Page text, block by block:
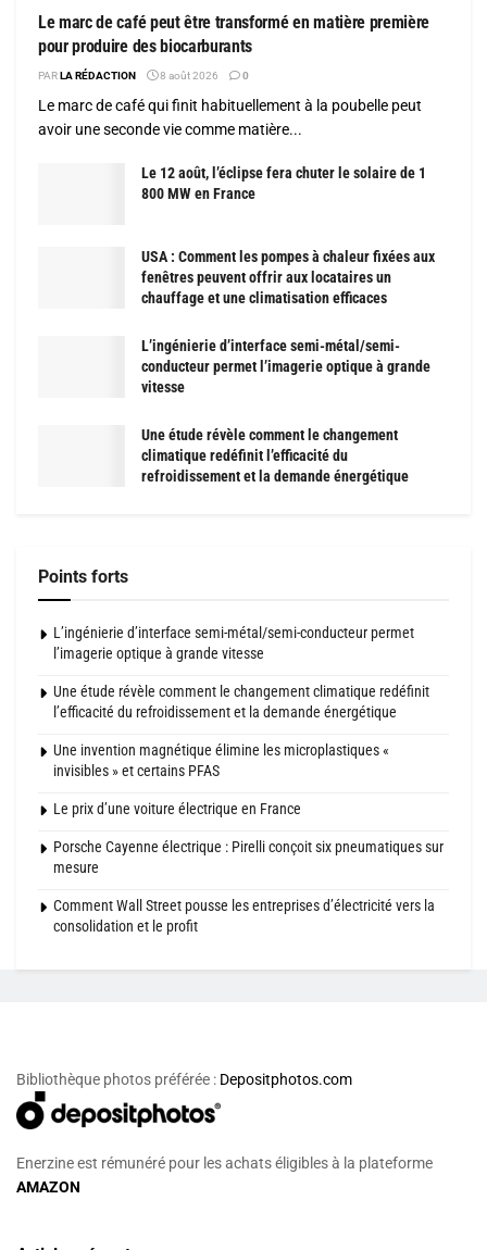
Le marc de café peut être transformé en matière première
pour produire des biocarburants
PARLA RÉDACTION 8 août 2026 0
Le marc de café qui finit habituellement à la poubelle peut
avoir une seconde vie comme matière...
Le 12 août, l’éclipse fera chuter le solaire de 1
800 MW en France
USA : Comment les pompes à chaleur fixées aux
fenêtres peuvent offrir aux locataires un
chauffage et une climatisation efficaces
L’ingénierie d’interface semi-métal/semi-
conducteur permet l’imagerie optique à grande
vitesse
Une étude révèle comment le changement
climatique redéfinit l’efficacité du
refroidissement et la demande énergétique
Points forts
L’ingénierie d’interface semi-métal/semi-conducteur permet
l’imagerie optique à grande vitesse
Une étude révèle comment le changement climatique redéfinit
l’efficacité du refroidissement et la demande énergétique
Une invention magnétique élimine les microplastiques «
invisibles » et certains PFAS
Le prix d’une voiture électrique en France
Porsche Cayenne électrique : Pirelli conçoit six pneumatiques sur
mesure
Comment Wall Street pousse les entreprises d’électricité vers la
consolidation et le profit
Bibliothèque photos préférée : Depositphotos.com
Enerzine est rémunéré pour les achats éligibles à la plateforme
AMAZON